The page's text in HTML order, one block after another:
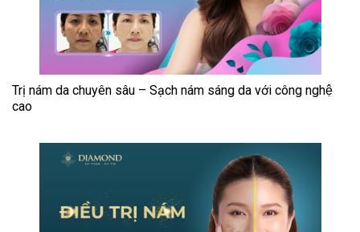
Trị nám da chuyên sâu – Sạch nám sáng da với công nghệ
cao